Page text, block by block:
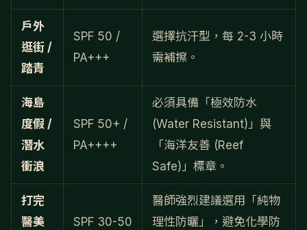
戶外
逛街 /
踏青
SPF 50 /
PA+++
選擇抗汗型，每 2-3 小時
需補擦。
海島
度假 /
潛水
衝浪
SPF 50+ /
PA++++
必須具備「極效防水
(Water Resistant)」與
「海洋友善 (Reef
Safe)」標章。
打完
醫美
SPF 30-50
醫師強烈建議選用「純物
理性防曬」，避免化學防